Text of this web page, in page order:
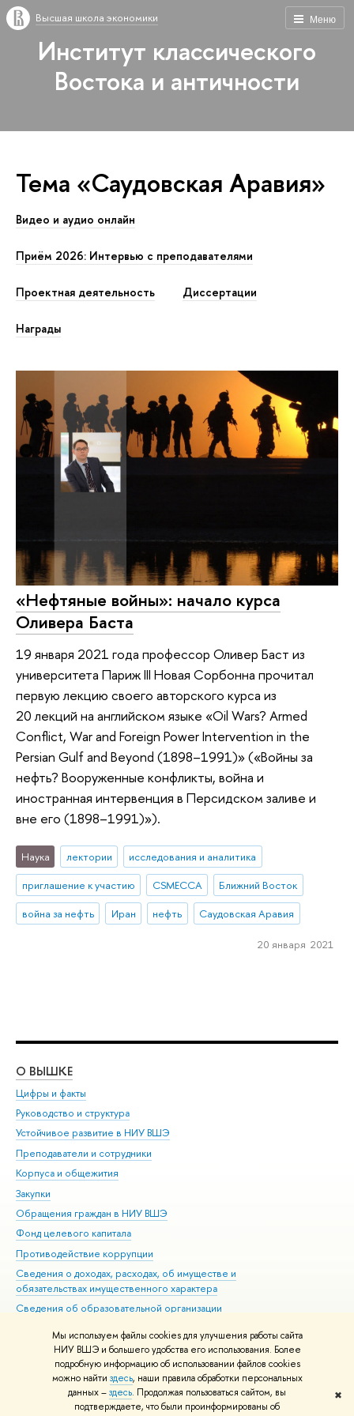
Мы используем файлы cookies для улучшения работы сайта
НИУ ВШЭ и большего удобства его использования. Более
подробную информацию об использовании файлов cookies
можно найти здесь, наши правила обработки персональных
данных –здесь. Продолжая пользоваться сайтом, вы
подтверждаете, что были проинформированы об
✖
Меню
Высшая школа экономики
Институт классического
Востока и античности
Тема «Саудовская Аравия»
Видео и аудио онлайн
Приём 2026: Интервью с преподавателями
Проектная деятельность Диссертации
Награды
«Нефтяные войны»: начало курса
Оливера Баста
19 января 2021 года профессор Оливер Баст из
университета Париж III Новая Сорбонна прочитал
первую лекцию своего авторского курса из
20 лекций на английском языке «Oil Wars? Armed
Conflict, War and Foreign Power Intervention in the
Persian Gulf and Beyond (1898–1991)» («Войны за
нефть? Вооруженные конфликты, война и
иностранная интервенция в Персидском заливе и
вне его (1898–1991)»).
Наука лектории
исследования и аналитика
приглашение к участию
CSMECCA
Ближний Восток
война за нефть
Иран нефть Саудовская Аравия
20 января 2021
О ВЫШКЕ
Цифры и факты
Руководство и структура
Устойчивое развитие в НИУ ВШЭ
Преподаватели и сотрудники
Корпуса и общежития
Закупки
Обращения граждан в НИУ ВШЭ
Фонд целевого капитала
Противодействие коррупции
Сведения о доходах, расходах, об имуществе и
обязательствах имущественного характера
Сведения об образовательной организации
Людям с ограниченными возможностями здоровья
Единая платежная страница
Работа в Вышке